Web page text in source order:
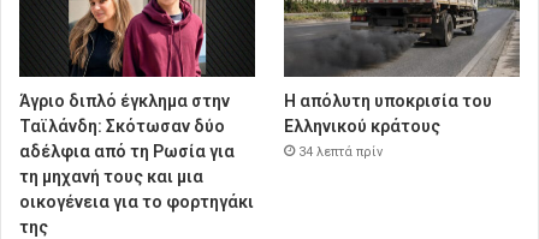
Άγριο διπλό έγκλημα στην
Ταϊλάνδη: Σκότωσαν δύο
αδέλφια από τη Ρωσία για
τη μηχανή τους και μια
οικογένεια για το φορτηγάκι
της
Η απόλυτη υποκρισία του
Ελληνικού κράτους
34 λεπτά πρίν